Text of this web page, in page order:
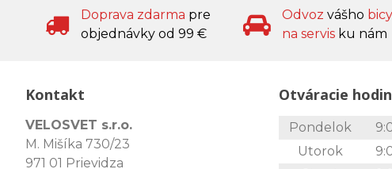
Doprava zdarma pre
objednávky od 99 €
Odvoz vášho
na servis ku nám
Kontakt
VELOSVET s.r.o.
M. Mišíka 730/23
971 01 Prievidza
Otváracie
Pondelok
Utorok